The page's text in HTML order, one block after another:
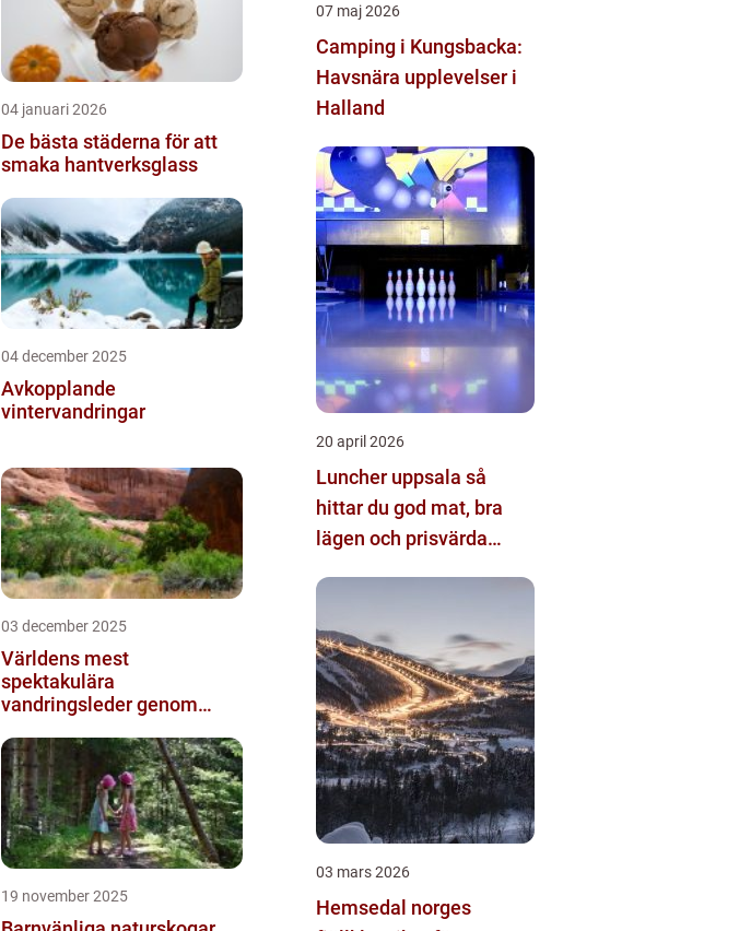
04 januari 2026
De bästa städerna för att
smaka hantverksglass
04 december 2025
Avkopplande
vintervandringar
03 december 2025
Världens mest
spektakulära
vandringsleder genom
19 november 2025
07 maj 2026
Camping i Kungsbacka:
Havsnära upplevelser i
Halland
20 april 2026
Luncher uppsala så
hittar du god mat, bra
lägen och prisvärda
03 mars 2026
Hemsedal norges